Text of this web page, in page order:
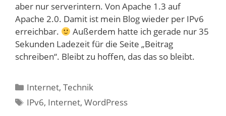
aber nur serverintern. Von Apache 1.3 auf
Apache 2.0. Damit ist mein Blog wieder per IPv6
erreichbar.
Außerdem hatte ich gerade nur 35
Sekunden Ladezeit für die Seite „Beitrag
schreiben“. Bleibt zu hoffen, das das so bleibt.
Kategorien
Internet,Technik
Schlagwörter
IPv6, Internet,WordPress